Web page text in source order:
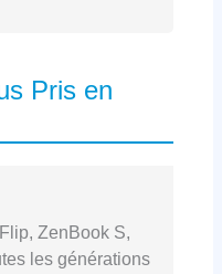
Pris en
ZenBook S,
les générations